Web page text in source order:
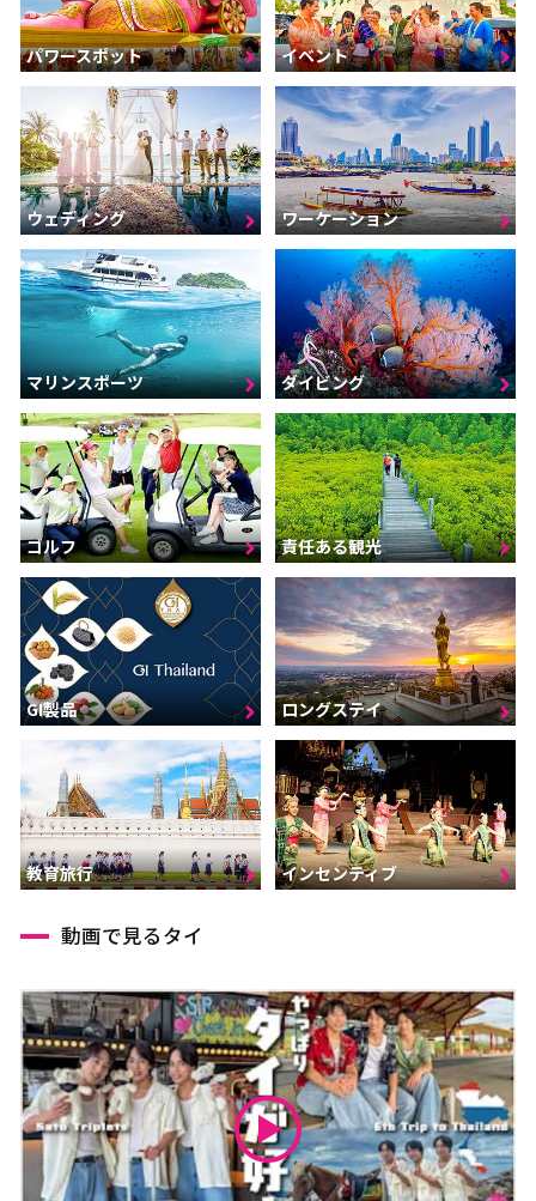
パワースポット イベント
ウェディング ワーケーション
マリンスポーツ ダイビング
ゴルフ 責任ある観光
GI製品 ロングステイ
教育旅行 インセンティブ
動画で見るタイ